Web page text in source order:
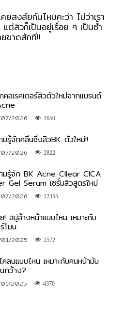
ยสงสัยกันไหมคะว่า ไม่ว่าเรา
ต่สิวก็เป็นอยู่เรื่อย ๆ เป็นซ้ำ
ขาดสักที!!
คอเรคเตอร์สิวตัวใหม่จากแบรนด์
07/2026 1650
มรู้จักคลีนซิ่งสิวBK ตัวใหม่!!
07/2026 2822
มรู้จัก BK Acne Cllear CICA
Gel Serum เซรั่มสิวสูตรใหม่
07/2026 12355
ย! สบู่ล้างหน้าแบบไหน เหมาะกับ
โมน
01/2025 2572
คลนแบบไหน เหมาะกับคนหน้ามัน
กว้าง?
01/2025 4370